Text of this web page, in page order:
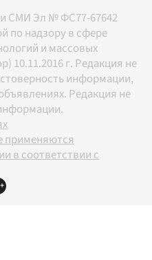
СМИ Эл № ФС77-67642
по надзору в сфере
и массовых
10.11.2016 г. Редакция не
информации,
Редакция не
применяются
в соответствии с